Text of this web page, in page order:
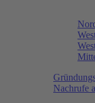
Nachrufe